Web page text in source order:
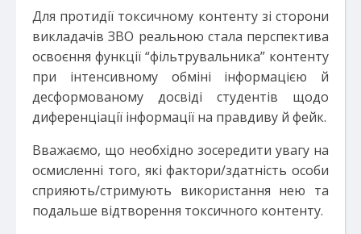
Для протидії токсичному контенту зі сторони
викладачів ЗВО реальною стала перспектива
освоєння функції “фільтрувальника” контенту
при інтенсивному обміні інформацією й
десформованому досвіді студентів щодо
диференціації інформації на правдиву й фейк.
Вважаємо, що необхідно зосередити увагу на
осмисленні того, які фактори/здатність особи
сприяють/стримують використання нею та
подальше відтворення токсичного контенту.